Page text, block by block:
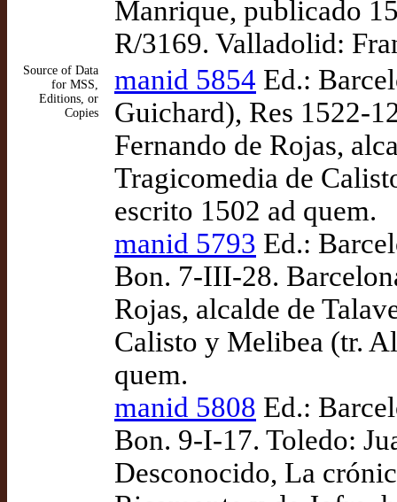
Manrique, publicado
R/3169. Valladolid:
Source of Data
for MSS,
Editions, or
Copies
manid 5854 Ed.:
Guichard), Res 1522-
Fernando de Rojas,
Tragicomedia de
escrito 1502 ad quem.
manid 5793 Ed.:
Bon. 7-III-28.
Rojas, alcalde de
Calisto y Melibea (tr.
quem.
manid 5808 Ed.:
Bon. 9-I-17. Toledo:
Desconocido, La